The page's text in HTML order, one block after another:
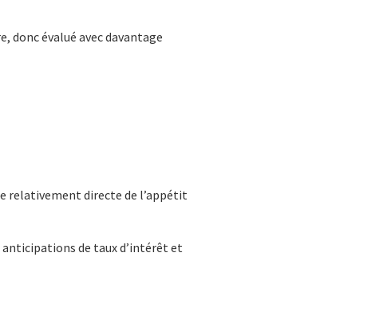
donc évalué avec davantage
relativement directe de l’appétit
de taux d’intérêt et